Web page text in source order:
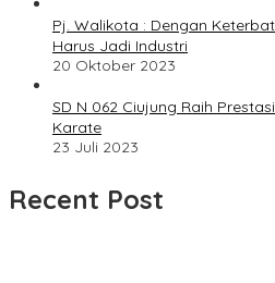
Pj. Walikota : Dengan
Harus Jadi Industri
20 Oktober 2023
SD N 062 Ciujung Raih
Karate
23 Juli 2023
Recent Post